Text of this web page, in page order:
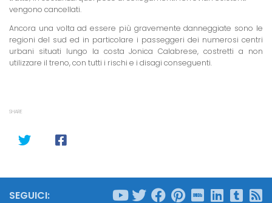
vengono cancellati.
Ancora una volta ad essere più gravemente danneggiate sono le
regioni del sud ed in particolare i passeggeri dei numerosi centri
urbani situati lungo la costa Jonica Calabrese, costretti a non
utilizzare il treno, con tutti i rischi e i disagi conseguenti.
SHARE
SEGUICI: